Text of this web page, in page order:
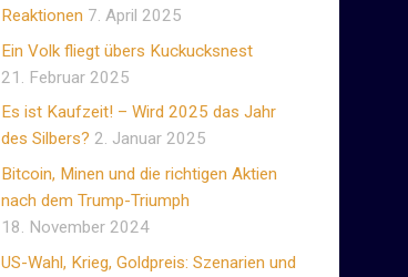
Reaktionen 7. April 2025
Ein Volk fliegt übers Kuckucksnest
21. Februar 2025
Es ist Kaufzeit! – Wird 2025 das Jahr
des Silbers? 2. Januar 2025
Bitcoin, Minen und die richtigen Aktien
nach dem Trump-Triumph
18. November 2024
US-Wahl, Krieg, Goldpreis: Szenarien und